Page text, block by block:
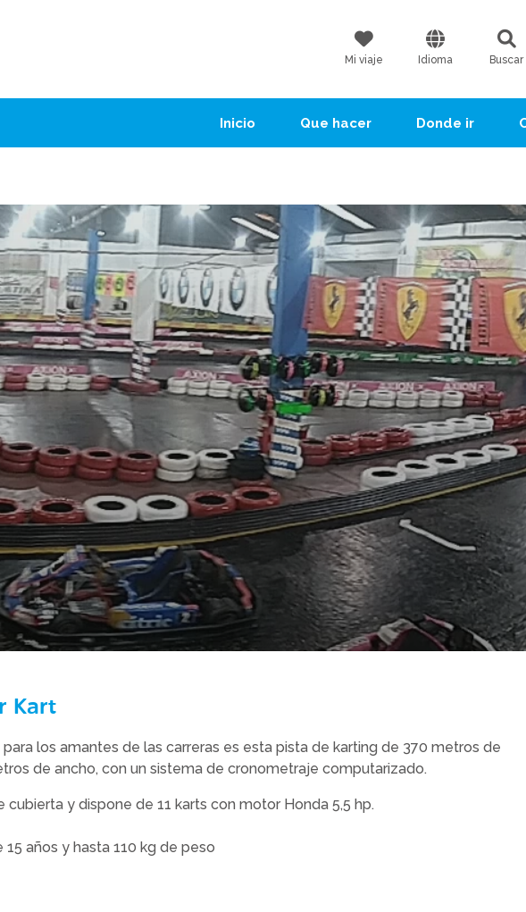
Mi viaje Idioma Buscar
Inicio Que hacer Donde ir
Kart
los amantes de las carreras es esta pista de karting de 370 metros de
de ancho, con un sistema de cronometraje computarizado.
y dispone de 11 karts con motor Honda 5,5 hp.
años y hasta 110 kg de peso